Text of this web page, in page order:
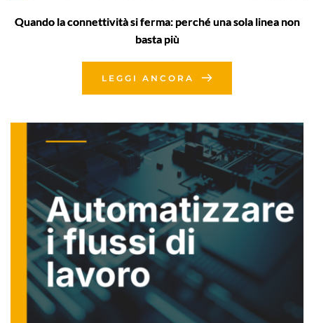
Quando la connettività si ferma: perché una sola linea non
basta più
LEGGI ANCORA